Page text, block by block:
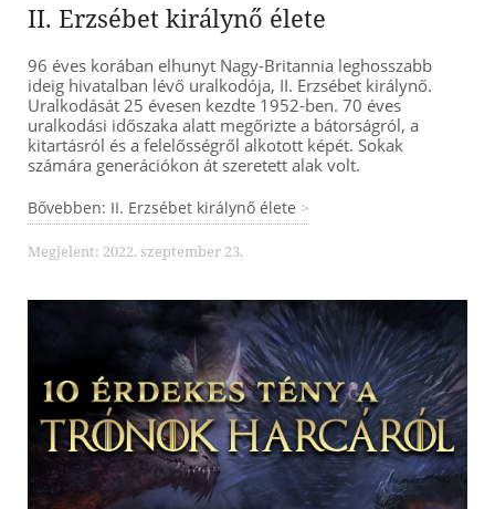
II. Erzsébet királynő élete
96 éves korában elhunyt Nagy-Britannia leghosszabb
ideig hivatalban lévő uralkodója, II. Erzsébet királynő.
Uralkodását 25 évesen kezdte 1952-ben. 70 éves
uralkodási időszaka alatt megőrizte a bátorságról, a
kitartásról és a felelősségről alkotott képét. Sokak
számára generációkon át szeretett alak volt.
Bővebben: II. Erzsébet királynő élete
Megjelent: 2022. szeptember 23.